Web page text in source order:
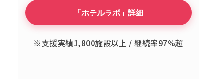
「ホテルラボ」詳細
※支援実績1,800施設以上 / 継続率97%超